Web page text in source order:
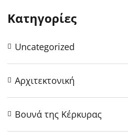
Κατηγορίες
Uncategorized
Αρχιτεκτονική
Βουνά της Κέρκυρας